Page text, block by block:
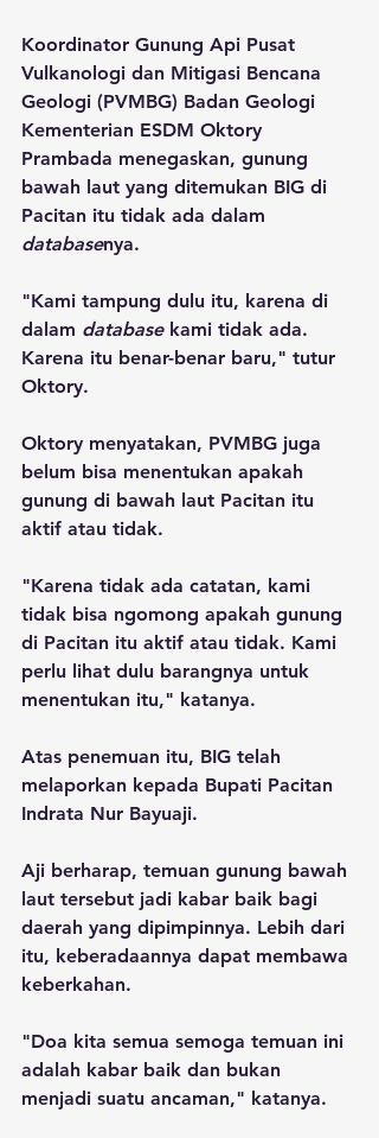
Koordinator Gunung Api Pusat
Vulkanologi dan Mitigasi Bencana
Geologi (PVMBG) Badan Geologi
Kementerian ESDM Oktory
Prambada menegaskan, gunung
bawah laut yang ditemukan BIG di
Pacitan itu tidak ada dalam
databasenya.
"Kami tampung dulu itu, karena di
dalam database kami tidak ada.
Karena itu benar-benar baru," tutur
Oktory.
Oktory menyatakan, PVMBG juga
belum bisa menentukan apakah
gunung di bawah laut Pacitan itu
aktif atau tidak.
"Karena tidak ada catatan, kami
tidak bisa ngomong apakah gunung
di Pacitan itu aktif atau tidak. Kami
perlu lihat dulu barangnya untuk
menentukan itu," katanya.
Atas penemuan itu, BIG telah
melaporkan kepada Bupati Pacitan
Indrata Nur Bayuaji.
Aji berharap, temuan gunung bawah
laut tersebut jadi kabar baik bagi
daerah yang dipimpinnya. Lebih dari
itu, keberadaannya dapat membawa
keberkahan.
"Doa kita semua semoga temuan ini
adalah kabar baik dan bukan
menjadi suatu ancaman," katanya.